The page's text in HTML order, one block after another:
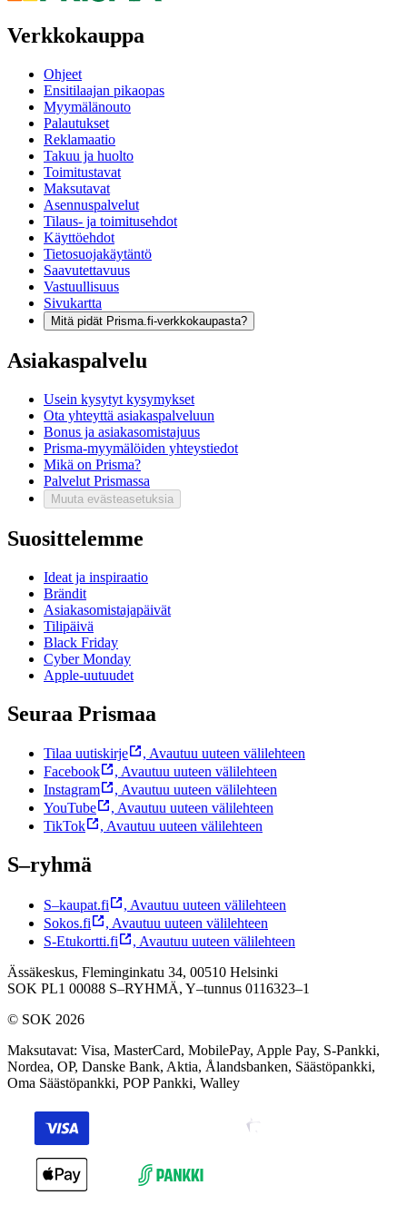
Verkkokauppa
Ohjeet
Ensitilaajan pikaopas
Myymälänouto
Palautukset
Reklamaatio
Takuu ja huolto
Toimitustavat
Maksutavat
Asennuspalvelut
Tilaus- ja toimitusehdot
Käyttöehdot
Tietosuojakäytäntö
Saavutettavuus
Vastuullisuus
Sivukartta
Mitä pidät Prisma.fi-verkkokaupasta?
Asiakaspalvelu
Usein kysytyt kysymykset
Ota yhteyttä asiakaspalveluun
Bonus ja asiakasomistajuus
Prisma-myymälöiden yhteystiedot
Mikä on Prisma?
Palvelut Prismassa
Muuta evästeasetuksia
Suosittelemme
Ideat ja inspiraatio
Brändit
Asiakasomistajapäivät
Tilipäivä
Black Friday
Cyber Monday
Apple-uutuudet
Seuraa Prismaa
Tilaa uutiskirje , Avautuu uuteen välilehteen
Facebook
, Avautuu uuteen välilehteen
Instagram
, Avautuu uuteen välilehteen
YouTube
, Avautuu uuteen välilehteen
TikTok
, Avautuu uuteen välilehteen
S–ryhmä
S–kaupat.fi , Avautuu uuteen välilehteen
Sokos.fi
, Avautuu uuteen välilehteen
S-Etukortti.fi
, Avautuu uuteen välilehteen
Ässäkeskus, Fleminginkatu 34, 00510 Helsinki
SOK PL1 00088 S–RYHMÄ, Y–tunnus 0116323–1
© SOK 2026
Maksutavat: Visa, MasterCard, MobilePay, Apple Pay, S-Pankki,
Nordea, OP, Danske Bank, Aktia, Ålandsbanken, Säästöpankki,
Oma Säästöpankki, POP Pankki, Walley